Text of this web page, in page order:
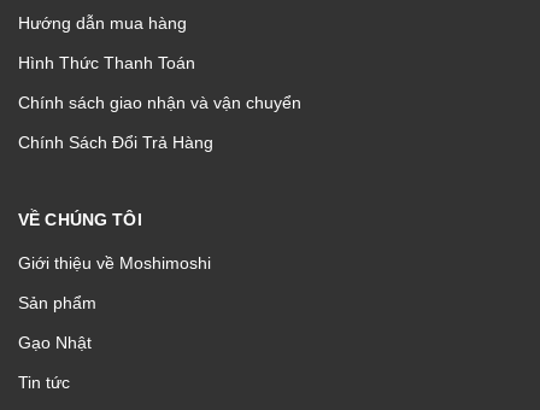
Hướng dẫn mua hàng
Hình Thức Thanh Toán
Chính sách giao nhận và vận chuyển
Chính Sách Đổi Trả Hàng
VỀ CHÚNG TÔI
Giới thiệu về Moshimoshi
Sản phẩm
Gạo Nhật
Tin tức